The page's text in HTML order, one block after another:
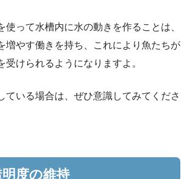
使って水槽内に水の動きを作ることは、
増やす働きを持ち、これにより魚たちが
受けられるようになりますよ。
ている場合は、ぜひ意識してみてくださ
度の維持